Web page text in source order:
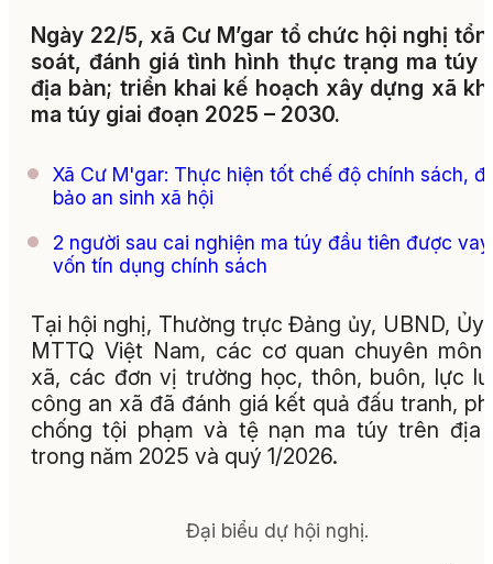
Ngày 22/5, xã Cư M’gar tổ chức hội nghị
soát, đánh giá tình hình thực trạng ma túy
địa bàn; triển khai kế hoạch xây dựng xã
ma túy giai đoạn 2025 – 2030.
Xã Cư M'gar: Thực hiện tốt chế độ chính sách,
bảo an sinh xã hội
2 người sau cai nghiện ma túy đầu tiên được vay
vốn tín dụng chính sách
Tại hội nghị, Thường trực Đảng ủy, UBND, Ủy
MTTQ Việt Nam, các cơ quan chuyên môn
xã, các đơn vị trường học, thôn, buôn, lực
công an xã đã đánh giá kết quả đấu tranh,
chống tội phạm và tệ nạn ma túy trên địa
trong năm 2025 và quý 1/2026.
Đại biểu dự hội nghị.